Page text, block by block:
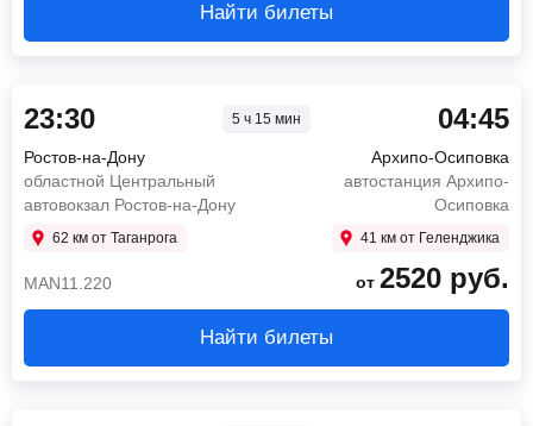
Найти билеты
23:30 5 ч 15 мин
Ростов-на-Дону
областной Центральный
автовокзал Ростов-на-Дону
62 км от Таганрога
04:45
Архипо-Осиповка
автостанция Архипо-
Осиповка
41 км от Геленджика
MAN11.220 от 2520 руб.
Найти билеты